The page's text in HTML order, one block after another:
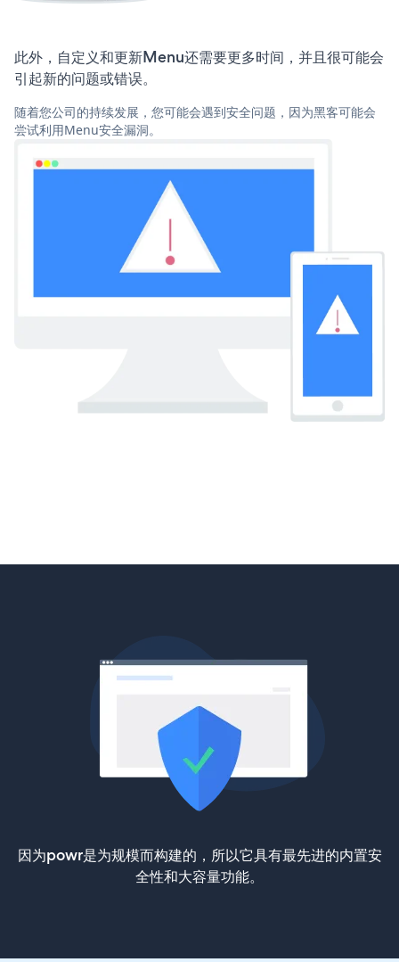
此外，自定义和更新Menu还需要更多时间，并且很可能会
引起新的问题或错误。
随着您公司的持续发展，您可能会遇到安全问题，因为黑客可能会
尝试利用Menu安全漏洞。
因为powr是为规模而构建的，所以它具有最先进的内置安
全性和大容量功能。